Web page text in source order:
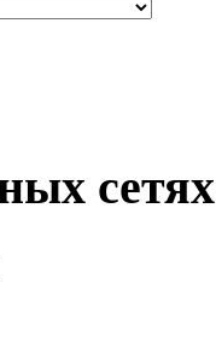
сетях